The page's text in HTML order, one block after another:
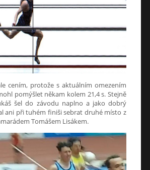
cením, protože s aktuálním omezením
pomýšlet někam kolem 21,4 s. Stejně
šel do závodu naplno a jako dobrý
ani při tuhém finiši sebrat druhé místo z
Tomášem Lisákem.